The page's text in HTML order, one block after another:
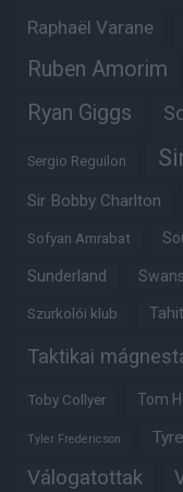
Raphaël Varane
Ruben Amorim
Ryan Giggs
Sergio Reguilon
Sir Bobby Charlton
Sofyan Amrabat
Sunderland
Szurkolói klub
Taktikai
Toby Collyer Tom
Tyler Fredericson
Válogatottak